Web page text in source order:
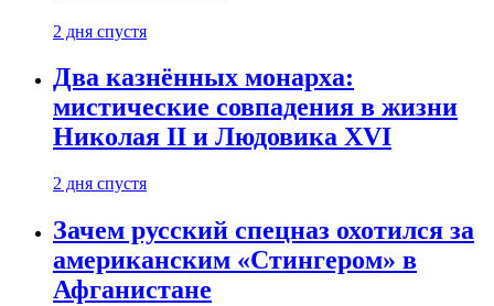
2 дня спустя
Два казнённых монарха:
мистические совпадения в жизни
Николая II и Людовика XVI
2 дня спустя
Зачем русский спецназ охотился за
американским «Стингером» в
Афганистане